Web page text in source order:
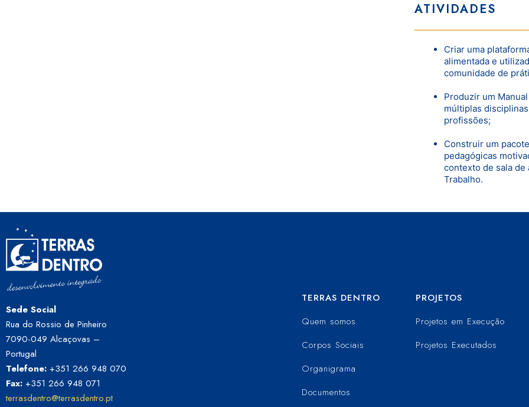
ATIVIDADES
Criar uma
alimentada e
comunidade de
Produzir um
múltiplas
profissões;
Construir um
pedagógicas
contexto de sala de
Trabalho.
Sede Social
Rua do Rossio de Pinheiro
7090-049 Alcaçovas –
Portugal
Telefone: +351 266 948 070
Fax: +351 266 948 071
terrasdentro@terrasdentro.pt
TERRAS DENTRO
Quem somos
Corpos Sociais
Organigrama
Documentos
PROJETOS
Projetos em Execução
Projetos Executados